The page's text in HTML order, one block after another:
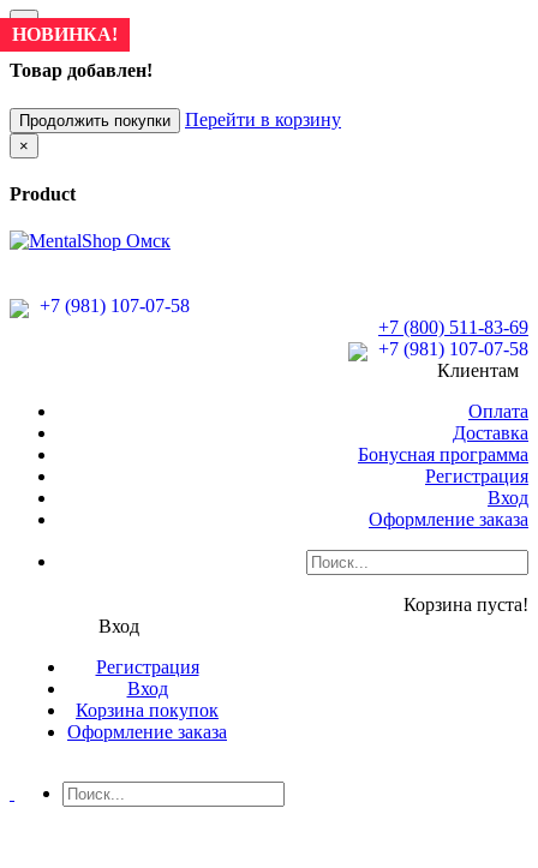
×
Товар добавлен!
Продолжить покупки Перейти в корзину
×
Product
+7 (981) 107-07-58
+7 (800) 511-83-69
+7 (981) 107-07-58
Клиентам
Оплата
Доставка
Бонусная программа
Регистрация
Вход
Оформление заказа
Корзина пуста!
Вход
Регистрация
Вход
Корзина покупок
Оформление заказа
НОВИНКА!
НОВИНКА!